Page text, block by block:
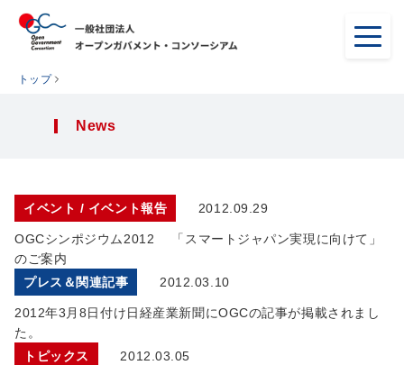
トップ
News
イベント / イベント報告 2012.09.29
OGCシンポジウム2012 「スマートジャパン実現に向けて」
のご案内
プレス＆関連記事
2012.03.10
2012年3月8日付け日経産業新聞にOGCの記事が掲載されまし
た。
トピックス
2012.03.05